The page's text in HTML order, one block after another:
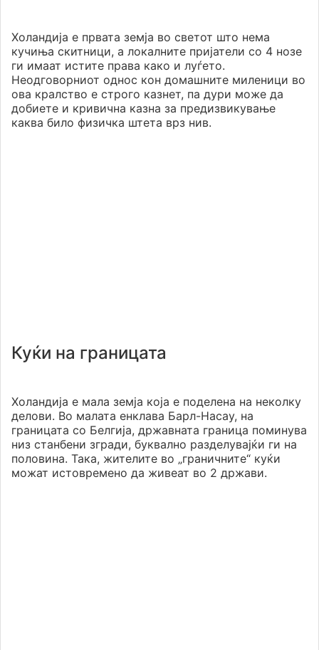
Холандија е првата земја во светот што нема
кучиња скитници, а локалните пријатели со 4 нозе
ги имаат истите права како и луѓето.
Неодговорниот однос кон домашните миленици во
ова кралство е строго казнет, па дури може да
добиете и кривична казна за предизвикување
каква било физичка штета врз нив.
Куќи на границата
Холандија е мала земја која е поделена на неколку
делови. Во малата енклава Барл-Насау, на
границата со Белгија, државната граница поминува
низ станбени згради, буквално разделувајќи ги на
половина. Така, жителите во „граничните“ куќи
можат истовремено да живеат во 2 држави.